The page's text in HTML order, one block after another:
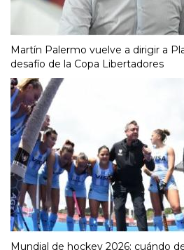
Martín Palermo vuelve a dirigir a
desafío de la Copa Libertadores
Mundial de hockey 2026: cuándo